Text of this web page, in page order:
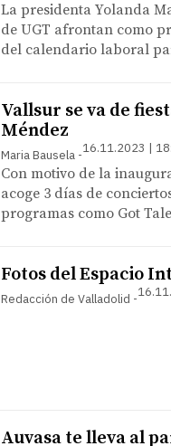
La presidenta Yolanda
de UGT afrontan como
del calendario laboral
Vallsur se va de
Méndez
Maria Bausela 16.11.2023 |
Con motivo de la
acoge 3 días de
programas como Got
Fotos del Espacio
Redacción de Valladolid
Auvasa te lleva al